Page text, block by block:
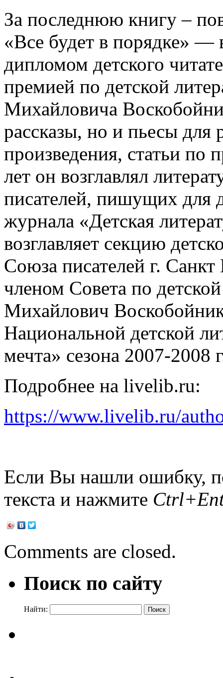
За последнюю книгу –
«Все будет в порядке» —
дипломом детского
премией по детской
Михайловича
рассказы, но и пьесы для
произведения, статьи по
лет он возглавлял
писателей, пишущих для
журнала «Детская
возглавляет секцию
Союза писателей г. Санкт
членом Совета по
Михайлович
Национальной детской
мечта» сезона 2007-2008
Подробнее на livelib.ru:
https://www.livelib.ru/
Если Вы нашли ошибку,
текста и нажмите
Comments are closed.
Поиск по сайту
Найти: